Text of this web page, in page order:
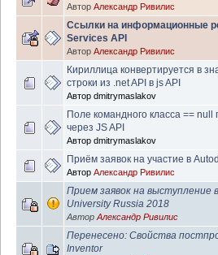
Автор Александр Ривилис
Ссылки на информационные
Services API
Автор Александр Ривилис
Кириллица конвертируется в
строки из .net API в js API
Автор dmitrymaslakov
Поле командного класса == null
через JS API
Автор dmitrymaslakov
Приём заявок на участие в
Автор Александр Ривилис
Прием заявок на выступление
University Russia 2018
Автор Александр Ривилис
Перенесено: Cвойства
Inventor